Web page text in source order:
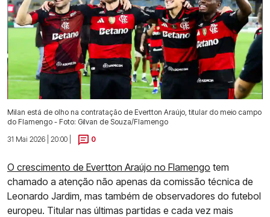
Milan está de olho na contratação de Evertton Araújo, titular do meio campo
do Flamengo - Foto: Gilvan de Souza/Flamengo
31 Mai 2026 | 20:00 |
0
O crescimento de Evertton Araújo no Flamengo tem
chamado a atenção não apenas da comissão técnica de
Leonardo Jardim, mas também de observadores do futebol
europeu. Titular nas últimas partidas e cada vez mais